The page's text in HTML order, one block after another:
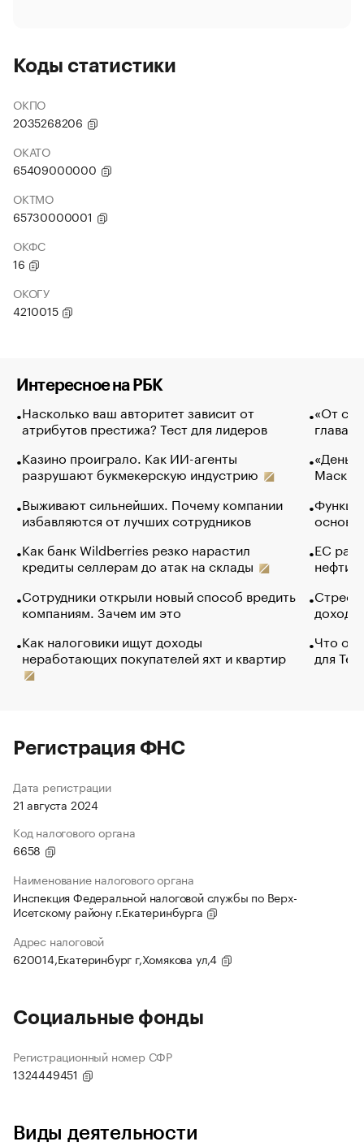
Коды статистики
ОКПО
2035268206
ОКАТО
65409000000
ОКТМО
65730000001
ОКФС
16
ОКОГУ
4210015
Интересное на РБК
Насколько ваш авторитет зависит от
атрибутов престижа? Тест для лидеров
Казино проиграло. Как ИИ-агенты
разрушают букмекерскую индустрию
Выживают сильнейших. Почему компании
избавляются от лучших сотрудников
Как банк Wildberries резко нарастил
кредиты селлерам до атак на склады
Сотрудники открыли новый способ вредить
компаниям. Зачем им это
Как налоговики ищут доходы
неработающих покупателей яхт и квартир
«От
глава
Маск в
основ
ЕС
нефти
Что
для
Регистрация ФНС
Дата регистрации
21 августа 2024
Код налогового органа
6658
Наименование налогового органа
Инспекция Федеральной налоговой службы по Верх-
Исетскому району г.Екатеринбурга
Адрес налоговой
620014,Екатеринбург г,Хомякова ул,4
Социальные фонды
Регистрационный номер СФР
1324449451
Виды деятельности